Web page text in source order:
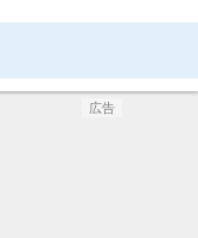
広告